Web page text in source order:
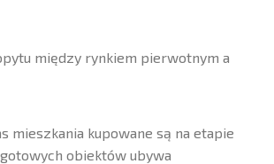
między rynkiem pierwotnym a
mieszkania kupowane są na etapie
obiektów ubywa